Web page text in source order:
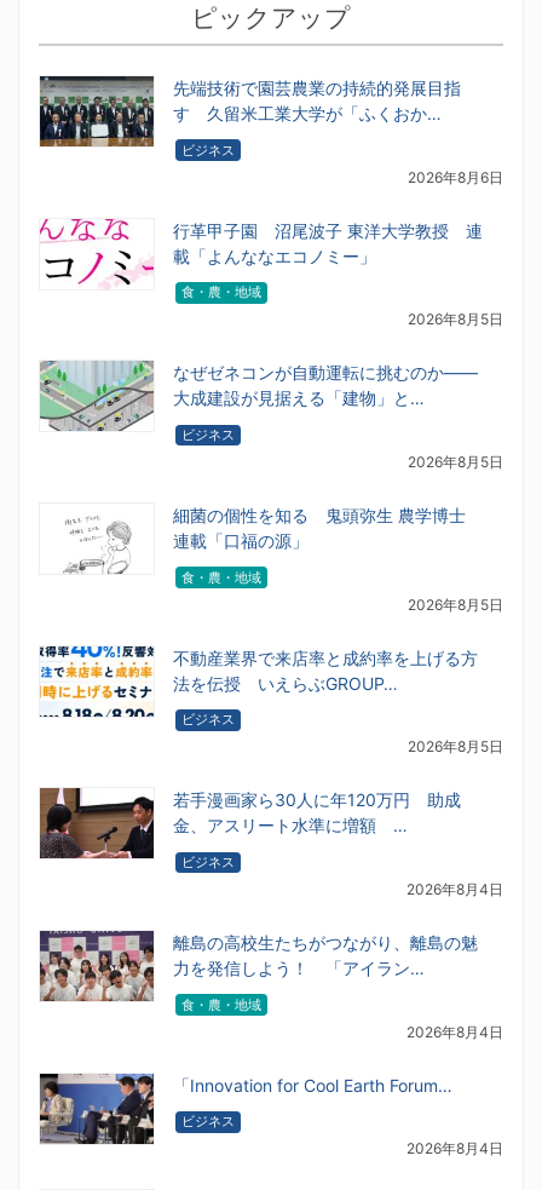
ピックアップ
先端技術で園芸農業の持続的発展目指
す 久留米工業大学が「ふくおか…
ビジネス
2026年8月6日
行革甲子園 沼尾波子 東洋大学教授 連
載「よんななエコノミー」
食・農・地域
2026年8月5日
なぜゼネコンが自動運転に挑むのか――
大成建設が見据える「建物」と…
ビジネス
2026年8月5日
細菌の個性を知る 鬼頭弥生 農学博士
連載「口福の源」
食・農・地域
2026年8月5日
不動産業界で来店率と成約率を上げる方
法を伝授 いえらぶGROUP…
ビジネス
2026年8月5日
若手漫画家ら30人に年120万円 助成
金、アスリート水準に増額 …
ビジネス
2026年8月4日
離島の高校生たちがつながり、離島の魅
力を発信しよう！ 「アイラン…
食・農・地域
2026年8月4日
「Innovation for Cool Earth Forum…
ビジネス
2026年8月4日